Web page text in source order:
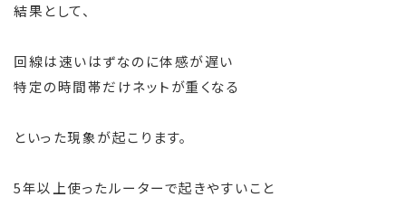
結果として、
回線は速いはずなのに体感が遅い
特定の時間帯だけネットが重くなる
といった現象が起こります。
5年以上使ったルーターで起きやすいこと